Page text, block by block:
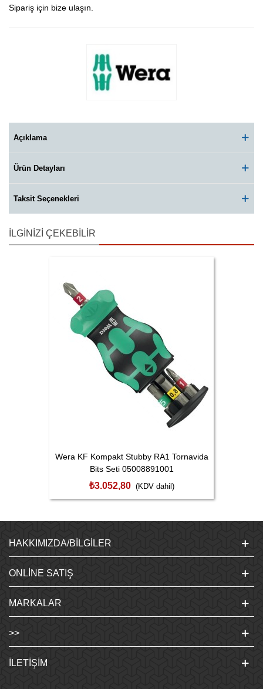
Sipariş için bize ulaşın.
Açıklama
Ürün Detayları
Taksit Seçenekleri
İLGINIZI ÇEKEBILIR
Wera KF Kompakt Stubby RA1 Tornavida
Bits Seti 05008891001
₺3.052,80 (KDV dahil)
HAKKIMIZDA/BILGILER
ONLINE SATIŞ
MARKALAR
>>
İLETIŞIM